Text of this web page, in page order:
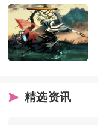
精选资讯